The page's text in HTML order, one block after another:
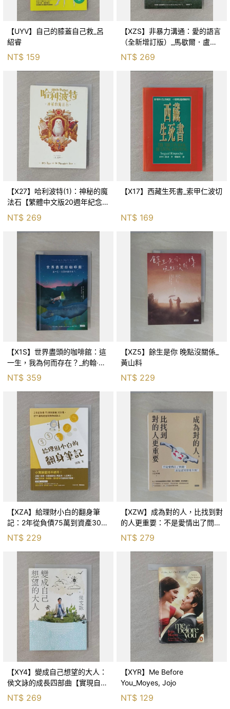
【UYV】自己的膝蓋自己救_呂
紹睿
NT$ 159
【XZS】非暴力溝通：愛的語言
（全新增訂版）_馬歇爾．盧森
堡, 蕭寶森
NT$ 269
【X27】哈利波特(1)：神秘的魔
法石【繁體中文版20週年紀念】
NT$ 269
【X17】西藏生死書_索甲仁波切
NT$ 169
【X1S】世界盡頭的咖啡館：這
一生，我為何而存在？_約翰‧史
崔勒基, Elsa
NT$ 359
【XZ5】餘生是你 晚點沒關係_
黃山料
NT$ 229
【XZA】給理財小白的翻身筆
記：2年從負債75萬到資產300
萬，ETF讓我走在財務自由路上_
鐵蛋
NT$ 229
【XZW】成為對的人，比找到對
的人更重要：不是愛情出了問
題，而是認知需要升級！_Mr. P
NT$ 279
【XY4】變成自己想望的大人：
侯文詠的成長四部曲【實現自
己】_侯文詠
NT$ 269
【XYR】Me Before
You_Moyes, Jojo
NT$ 129